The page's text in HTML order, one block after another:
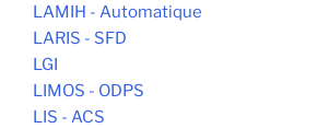
LAMIH - Automatique
LARIS - SFD
LGI
LIMOS - ODPS
LIS - ACS